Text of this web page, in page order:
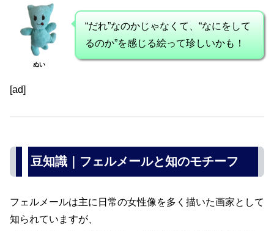
ぬい
“だれ”なのかじゃなくて、“なにをして
るのか”を感じる絵って珍しいかも！
[ad]
豆知識｜フェルメールと知のモチーフ
フェルメールは主に日常の女性像を多く描いた画家として
知られていますが、